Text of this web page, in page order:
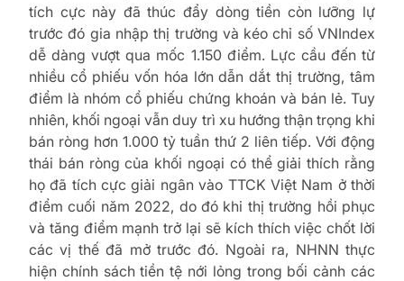
tích cực này đã thúc đẩy dòng tiền còn lưỡng lự
trước đó gia nhập thị trường và kéo chỉ số VNIndex
dễ dàng vượt qua mốc 1.150 điểm. Lực cầu đến từ
nhiều cổ phiếu vốn hóa lớn dẫn dắt thị trường, tâm
điểm là nhóm cổ phiếu chứng khoán và bán lẻ. Tuy
nhiên, khối ngoại vẫn duy trì xu hướng thận trọng khi
bán ròng hơn 1.000 tỷ tuần thứ 2 liên tiếp. Với động
thái bán ròng của khối ngoại có thể giải thích rằng
họ đã tích cực giải ngân vào TTCK Việt Nam ở thời
điểm cuối năm 2022, do đó khi thị trường hồi phục
và tăng điểm mạnh trở lại sẽ kích thích việc chốt lời
các vị thế đã mở trước đó. Ngoài ra, NHNN thực
hiện chính sách tiền tệ nới lỏng trong bối cảnh các